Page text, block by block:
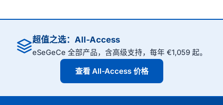
通过 Windows SChannel（iohSChannel）或
macOS、Linux、iOS 和 Android 上运行。下载免费试
用版，将 Apple Push Notifications 集成到您自己的项
目中。
超值之选：All-Access
eSeGeCe 全部产品，含高级支持，每年 €1,059 起。
查看 All-Access 价格